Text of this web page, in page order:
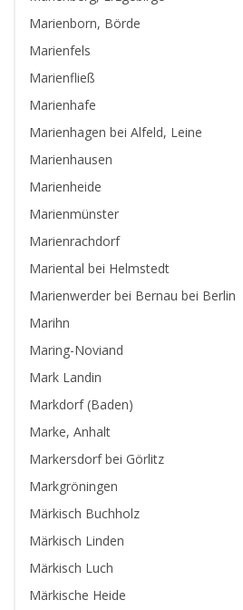
Marienborn, Börde
Marienfels
Marienfließ
Marienhafe
Marienhagen bei Alfeld, Leine
Marienhausen
Marienheide
Marienmünster
Marienrachdorf
Mariental bei Helmstedt
Marienwerder bei Bernau bei Berlin
Marihn
Maring-Noviand
Mark Landin
Markdorf (Baden)
Marke, Anhalt
Markersdorf bei Görlitz
Markgröningen
Märkisch Buchholz
Märkisch Linden
Märkisch Luch
Märkische Heide